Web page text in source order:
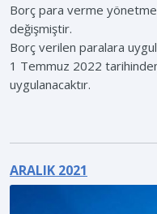
Borç para verme
değişmiştir.
Borç verilen paralara
1 Temmuz 2022
uygulanacaktır.
ARALIK 2021